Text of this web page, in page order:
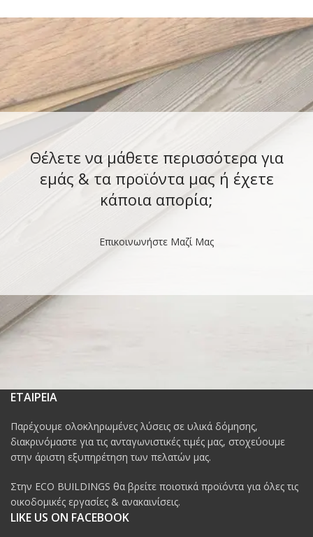
Θέλετε να μάθετε περισσότερα για
εμάς & τα προϊόντα μας ή έχετε
κάποια απορία;
Επικοινωνήστε Μαζί Μας
ΕΤΑΙΡΕΙΑ
Παρέχουμε ολοκληρωμένες λύσεις σε υλικά δόμησης,
διακρινόμαστε για τις ανταγωνιστικές τιμές μας, στοχεύουμε
στην άριστη εξυπηρέτηση των πελατών μας.
Στην ECO BUILDINGS θα βρείτε ποιοτικά προϊόντα για όλες τις
οικοδομικές εργασίες & ανακαινίσεις.
LIKE US ON FACEBOOK